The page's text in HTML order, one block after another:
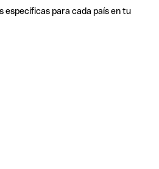
específicas para cada país en tu